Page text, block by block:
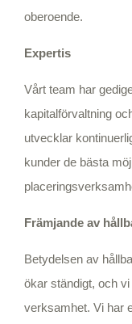
oberoende.
Expertis
Vårt team har
kapitalförvaltning
utvecklar
kunder de bästa
Främjande av
Betydelsen av
ökar ständigt, och
verksamhet. Vi har